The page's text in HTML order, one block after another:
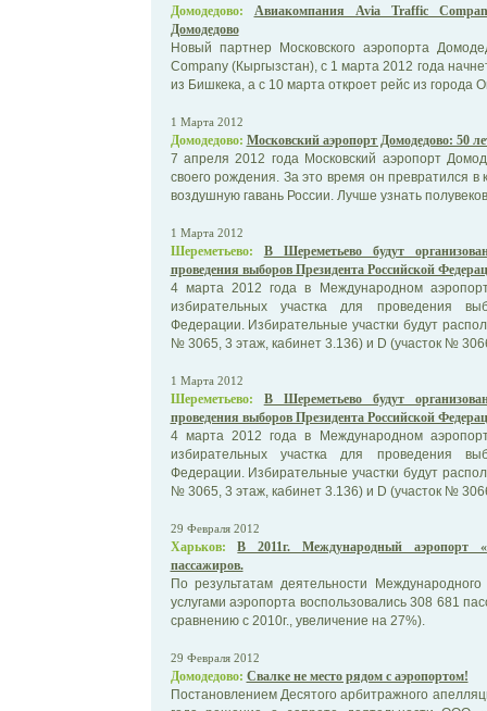
Домодедово:
Авиакомпания Avia Traffic
Домодедово
Новый партнер Московского аэропорта
Company (Кыргызстан), с 1 марта 2012 года
из Бишкека, а с 10 марта откроет рейс из города
1 Марта 2012
Домодедово: Московский аэропорт Домодедово: 50
7 апреля 2012 года Московский аэропорт
своего рождения. За это время он превратился
воздушную гавань России. Лучше узнать
1 Марта 2012
Шереметьево:
В Шереметьево будут
проведения выборов Президента Российской
4 марта 2012 года в Международном
избирательных участка для проведения
Федерации. Избирательные участки будут
№ 3065, 3 этаж, кабинет 3.136) и D (участок №
1 Марта 2012
Шереметьево:
В Шереметьево будут
проведения выборов Президента Российской
4 марта 2012 года в Международном
избирательных участка для проведения
Федерации. Избирательные участки будут
№ 3065, 3 этаж, кабинет 3.136) и D (участок №
29 Февраля 2012
Харьков:
В 2011г. Международный аэропорт
пассажиров.
По результатам деятельности
услугами аэропорта воспользовались 308 681
сравнению с 2010г., увеличение на 27%).
29 Февраля 2012
Домодедово: Свалке не место рядом с аэропортом!
Постановлением Десятого арбитражного